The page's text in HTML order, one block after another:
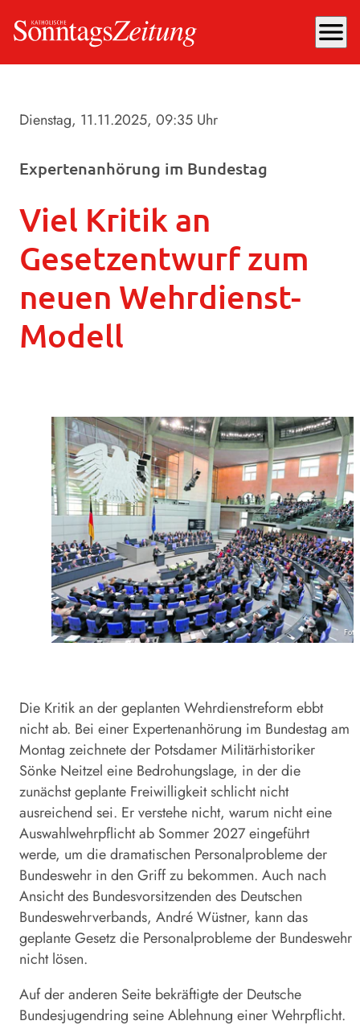
menu
Dienstag, 11.11.2025, 09:35 Uhr
Expertenanhörung im Bundestag
Viel Kritik an
Gesetzentwurf zum
neuen Wehrdienst-
Modell
Die Kritik an der geplanten Wehrdienstreform ebbt
nicht ab. Bei einer Expertenanhörung im Bundestag am
Montag zeichnete der Potsdamer Militärhistoriker
Sönke Neitzel eine Bedrohungslage, in der die
zunächst geplante Freiwilligkeit schlicht nicht
ausreichend sei. Er verstehe nicht, warum nicht eine
Auswahlwehrpflicht ab Sommer 2027 eingeführt
werde, um die dramatischen Personalprobleme der
Bundeswehr in den Griff zu bekommen. Auch nach
Ansicht des Bundesvorsitzenden des Deutschen
Bundeswehrverbands, André Wüstner, kann das
geplante Gesetz die Personalprobleme der Bundeswehr
nicht lösen.
Auf der anderen Seite bekräftigte der Deutsche
Bundesjugendring seine Ablehnung einer Wehrpflicht.